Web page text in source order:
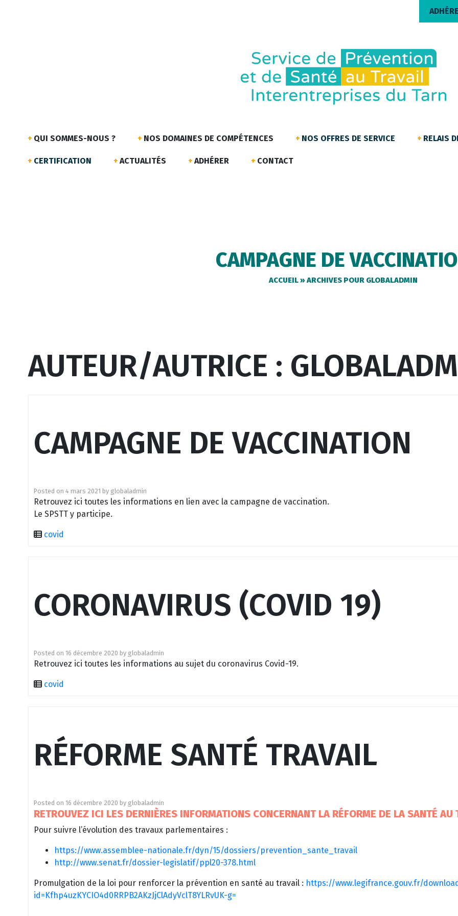
QUI SOMMES-NOUS ? NOS DOMAINES DE COMPÉTENCES NOS OFFRES DE SERVICE RELAIS
CERTIFICATION ACTUALITÉS ADHÉRER CONTACT
CAMPAGNE DE
ACCUEIL»ARCHIVES POUR GLOBALADMIN
AUTEUR/AUTRICE :
CAMPAGNE DE VACCINATION
Posted on4 mars 2021 by globaladmin
Retrouvez ici toutes les informations en lien avec la campagne de vaccination.
Le SPSTT y participe.
covid
CORONAVIRUS (COVID 19)
Posted on16 décembre 2020 by globaladmin
Retrouvez ici toutes les informations au sujet du coronavirus Covid-19.
covid
RÉFORME SANTÉ TRAVAIL
Posted on16 décembre 2020 by globaladmin
RETROUVEZ ICI LES DERNIÈRES INFORMATIONS CONCERNANT LA RÉFORME DE LA SANTÉ AU
Pour suivre l’évolution des travaux parlementaires :
https://www.assemblee-nationale.fr/dyn/15/dossiers/prevention_sante_travail
http://www.senat.fr/dossier-legislatif/ppl20-378.html
Promulgation de la loi pour renforcer la prévention en santé au travail : https://www.legifrance.gouv.fr/
id=Kfhp4uzKYCIO4d0RRPB2AKzJjClAdyVclT8YLRvUK-g=